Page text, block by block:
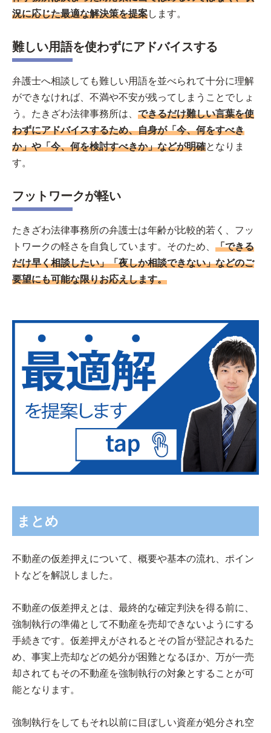
況に応じた最適な解決策を提案します。
難しい用語を使わずにアドバイスする
弁護士へ相談しても難しい用語を並べられて十分に理解
ができなければ、不満や不安が残ってしまうことでしょ
う。たきざわ法律事務所は、 できるだけ難しい言葉を使
わずにアドバイスするため、自身が「今、何をすべき
か」や「今、何を検討すべきか」などが明確となりま
す。
フットワークが軽い
たきざわ法律事務所の弁護士は年齢が比較的若く、フッ
トワークの軽さを自負しています。そのため、 「できる
だけ早く相談したい」「夜しか相談できない」などのご
要望にも可能な限りお応えします。
まとめ
不動産の仮差押えについて、概要や基本の流れ、ポイン
トなどを解説しました。
不動産の仮差押えとは、最終的な確定判決を得る前に、
強制執行の準備として不動産を売却できないようにする
手続きです。仮差押えがされるとその旨が登記されるた
め、事実上売却などの処分が困難となるほか、万が一売
却されてもその不動産を強制執行の対象とすることが可
能となります。
強制執行をしてもそれ以前に目ぼしい資産が処分され空